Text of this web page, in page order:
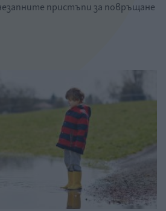
пристъпи за повръщане